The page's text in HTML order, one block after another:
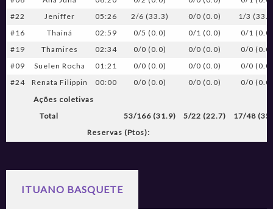
#22
Jeniffer 05:26 2/6 (33.3) 0/0 (0.0)
1/3
#16
Thainá 02:59 0/5 (0.0) 0/1 (0.0)
0/1
#19
Thamires 02:34 0/0 (0.0) 0/0 (0.0)
0/0
#09
Suelen Rocha 01:21 0/0 (0.0) 0/0 (0.0)
0/0
#24
Renata Filippin 00:00 0/0 (0.0) 0/0 (0.0)
0/0
Ações coletivas
Total
53/166 (31.9) 5/22 (22.7)
17/48
Reservas (Ptos):
ITUANO BASQUETE